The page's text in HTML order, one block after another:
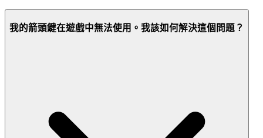
我的箭頭鍵在遊戲中無法使用。我該如何解決這個問題？